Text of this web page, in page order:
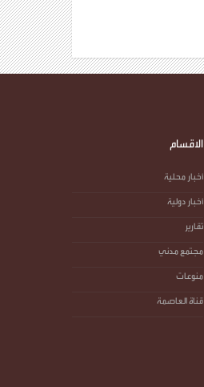
الاقسام
أخبار محلية
أخبار دولية
تقارير
مجتمع مدني
منوعات
قناة العاصمة